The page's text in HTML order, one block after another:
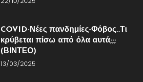
COVID-Νέες πανδημίες-Φόβος..Τι
κρύβεται πίσω από όλα αυτά;;;
(ΒΙΝΤΕΟ)
13/03/2025